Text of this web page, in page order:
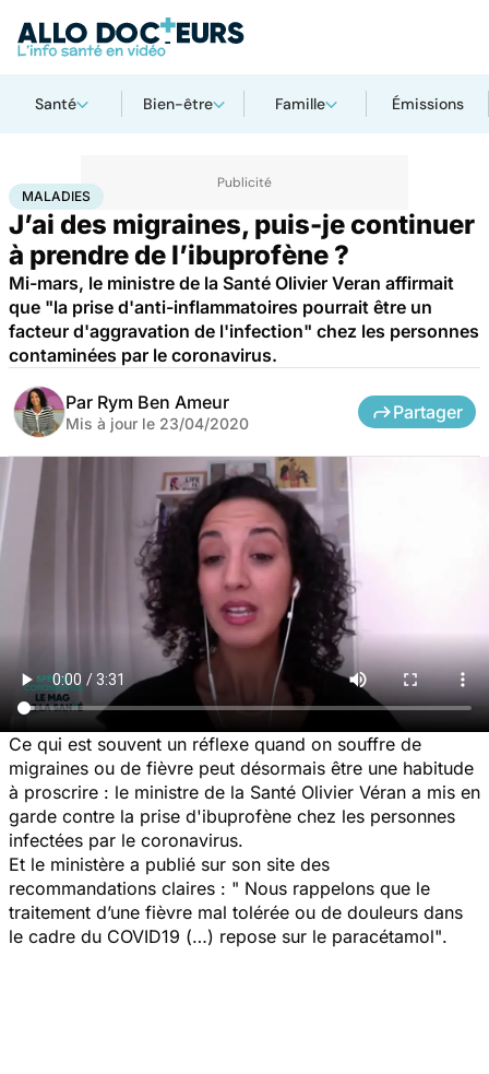
Santé Bien-être Famille Émissions
AccueilSanté Maladies
MALADIES
J’ai des migraines, puis-je continuer
à prendre de l’ibuprofène ?
Mi-mars, le ministre de la Santé Olivier Veran affirmait
que "la prise d'anti-inflammatoires pourrait être un
facteur d'aggravation de l'infection" chez les personnes
contaminées par le coronavirus.
Par Rym Ben Ameur
Mis à jour le 23/04/2020
Partager
Ce qui est souvent un réflexe quand on souffre de
migraines ou de fièvre peut désormais être une habitude
à proscrire : le ministre de la Santé Olivier Véran a mis en
garde contre la prise d'ibuprofène chez les personnes
infectées par le coronavirus.
Et le ministère a publié sur son site des
recommandations claires : " Nous rappelons que le
traitement d’une fièvre mal tolérée ou de douleurs dans
le cadre du COVID19 (…) repose sur le paracétamol".